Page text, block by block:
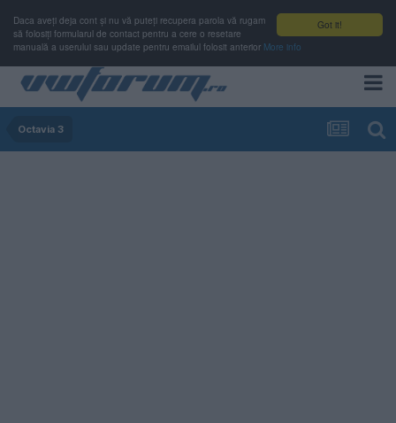
Got it!
Daca aveți deja cont și nu vă puteți recupera parola vă rugam
să folosiți formularul de contact pentru a cere o resetare
manuală a userului sau update pentru emailul folosit anterior More info
Octavia 3